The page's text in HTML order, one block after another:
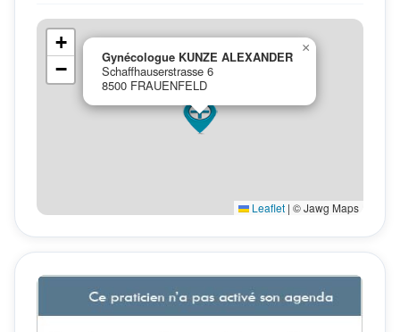
Gynécologue KUNZE ALEXANDER
Schaffhauserstrasse 6
8500 FRAUENFELD
×
+
−
Leaflet | © Jawg Maps